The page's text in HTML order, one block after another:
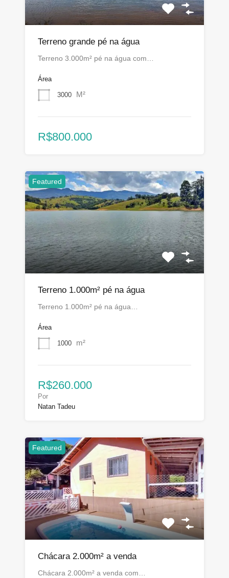
Terreno grande pé na água
Terreno 3.000m² pé na água com…
Área
3000 M²
R$800.000
Featured
Terreno 1.000m² pé na água
Terreno 1.000m² pé na água…
Área
1000 m²
R$260.000
Por
Natan Tadeu
Featured
Chácara 2.000m² a venda
Chácara 2.000m² a venda com…